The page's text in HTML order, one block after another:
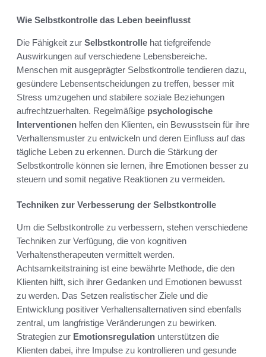
Wie Selbstkontrolle das Leben beeinflusst
Die Fähigkeit zur Selbstkontrolle hat tiefgreifende
Auswirkungen auf verschiedene Lebensbereiche.
Menschen mit ausgeprägter Selbstkontrolle tendieren dazu,
gesündere Lebensentscheidungen zu treffen, besser mit
Stress umzugehen und stabilere soziale Beziehungen
aufrechtzuerhalten. Regelmäßige psychologische
Interventionen helfen den Klienten, ein Bewusstsein für ihre
Verhaltensmuster zu entwickeln und deren Einfluss auf das
tägliche Leben zu erkennen. Durch die Stärkung der
Selbstkontrolle können sie lernen, ihre Emotionen besser zu
steuern und somit negative Reaktionen zu vermeiden.
Techniken zur Verbesserung der Selbstkontrolle
Um die Selbstkontrolle zu verbessern, stehen verschiedene
Techniken zur Verfügung, die von kognitiven
Verhaltenstherapeuten vermittelt werden.
Achtsamkeitstraining ist eine bewährte Methode, die den
Klienten hilft, sich ihrer Gedanken und Emotionen bewusst
zu werden. Das Setzen realistischer Ziele und die
Entwicklung positiver Verhaltensalternativen sind ebenfalls
zentral, um langfristige Veränderungen zu bewirken.
Strategien zur Emotionsregulation unterstützen die
Klienten dabei, ihre Impulse zu kontrollieren und gesunde